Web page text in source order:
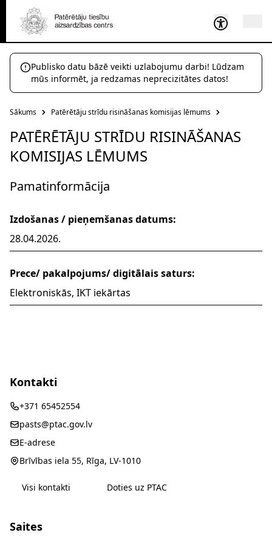
Publisko datu bāzē veikti uzlabojumu darbi! Lūdzam
mūs informēt, ja redzamas neprecizitātes datos!
Sākums Patērētāju strīdu risināšanas komisijas lēmums
PATĒRĒTĀJU STRĪDU RISINĀŠANAS
KOMISIJAS LĒMUMS
Pamatinformācija
Izdošanas / pieņemšanas datums:
28.04.2026.
Prece/ pakalpojums/ digitālais saturs:
Elektroniskās, IKT iekārtas
Kontakti
+371 65452554
pasts@ptac.gov.lv
E-adrese
Brīvības iela 55, Rīga, LV-1010
Visi kontakti Doties uz PTAC
Saites